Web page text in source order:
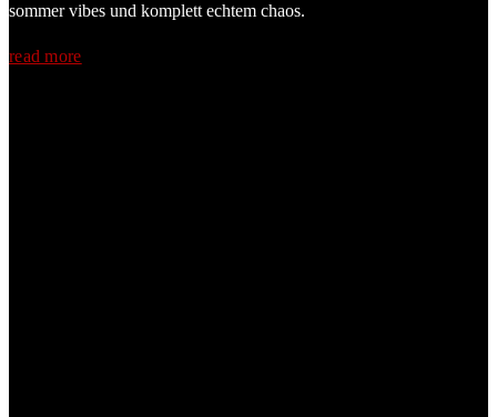
sommer vibes und komplett echtem chaos.
read more